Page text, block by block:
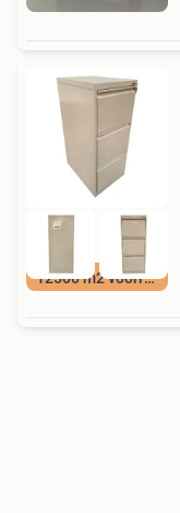
12500 m2 voorraad